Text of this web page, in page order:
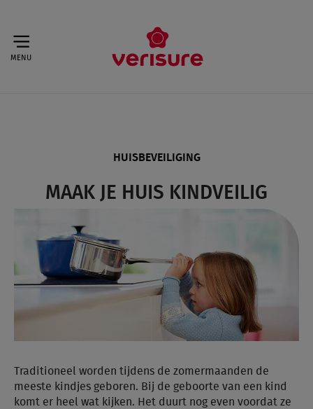
MENU
HUISBEVEILIGING
MAAK JE HUIS KINDVEILIG
Traditioneel worden tijdens de zomermaanden de
meeste kindjes geboren. Bij de geboorte van een kind
komt er heel wat kijken. Het duurt nog even voordat ze